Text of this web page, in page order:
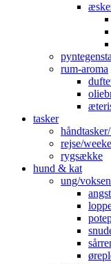
rum-aroma
tasker
rejse/
rygsække
hund & kat
ung/